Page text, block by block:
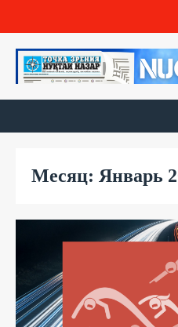
Месяц: Январь